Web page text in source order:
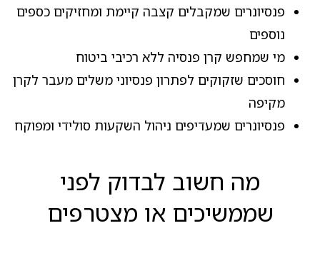
פנסיונרים שמקבלים קצבה קיימת ומחזיקים כספים
נוספים
מי שמחפש קרן פנסיה ללא רכיבי ביטוח
חוסכים שזקוקים לפתרון פנסיוני משלים מעבר לקרן
מקיפה
פנסיונרים שמעדיפים ניהול השקעות סולידי ומפוקח
מה חשוב לבדוק לפני
שממשיכים או מצטרפים